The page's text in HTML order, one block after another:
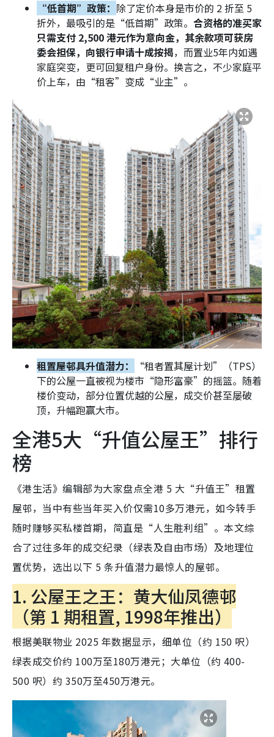
“低首期”政策： 除了定价本身是市价的 2 折至 5
折外，最吸引的是“低首期”政策。 合资格的准买家
只需支付 2,500 港元作为意向金，其余款项可获房
委会担保，向银行申请十成按揭，而置业5年内如遇
家庭突变，更可回复租户身份。换言之，不少家庭平
价上车，由“租客”变成“业主”。
租置屋邨具升值潜力：
“租者置其屋计划”（TPS）
下的公屋一直被视为楼市“隐形富豪”的摇篮。随着
楼价变动，部分位置优越的公屋，成交价甚至屡破
顶，升幅跑赢大市。
全港5大“升值公屋王”排行
榜
《港生活》编辑部为大家盘点全港 5 大“升值王”租置
屋邨，当中有些当年买入价仅需10多万港元，如今转手
随时赚够买私楼首期，简直是“人生胜利组”。本文综
合了过往多年的成交纪录（绿表及自由市场）及地理位
置优势，选出以下 5 条升值潜力最惊人的屋邨。
1. 公屋王之王：黄大仙凤德邨
（第 1 期租置, 1998年推出）
根据美联物业 2025 年数据显示，细单位（约 150 呎）
绿表成交价约 100万至180万港元；大单位（约 400-
500 呎）约 350万至450万港元。